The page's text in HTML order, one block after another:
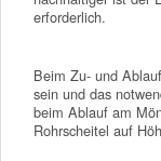
erforderlich.
Beim Zu- und
sein und das
beim Ablauf am
Rohrscheitel auf